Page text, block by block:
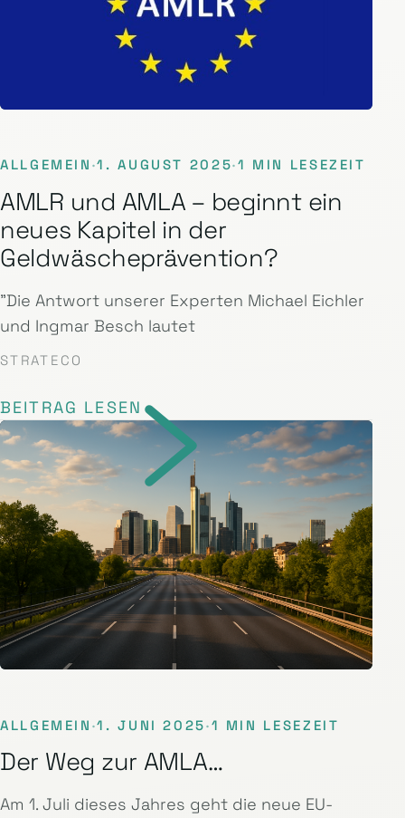
ALLGEMEIN ·1. AUGUST 2025·1 MIN LESEZEIT
AMLR und AMLA – beginnt ein
neues Kapitel in der
Geldwäscheprävention?
"Die Antwort unserer Experten Michael Eichler
und Ingmar Besch lautet
STRATECO
BEITRAG LESEN
ALLGEMEIN ·1. JUNI 2025·1 MIN LESEZEIT
Der Weg zur AMLA…
Am 1. Juli dieses Jahres geht die neue EU-